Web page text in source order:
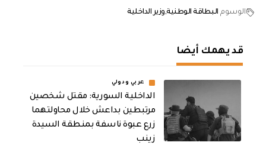
الوسوم البطاقة الوطنية وزير الداخلية
قد يهمك أيضا
عربي ودولي
الداخلية السورية: مقتل شخصين
مرتبطين بداعش خلال محاولتهما
زرع عبوة ناسفة بمنطقة السيدة
زينب